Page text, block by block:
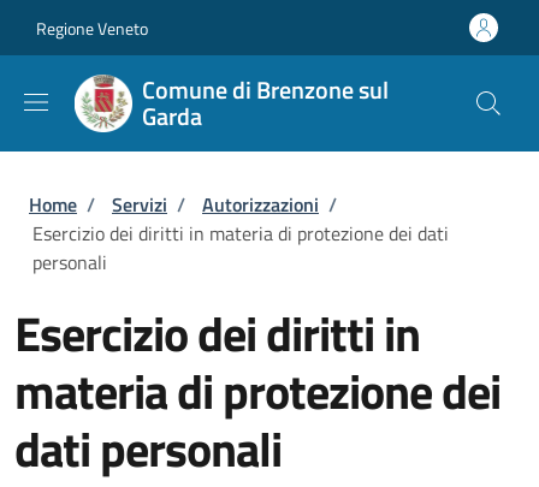
Regione Veneto
Comune di Brenzone sul
Garda
Briciole di pane
Home / Servizi / Autorizzazioni /
Esercizio dei diritti in materia di protezione dei dati
personali
Esercizio dei diritti in
materia di protezione dei
dati personali